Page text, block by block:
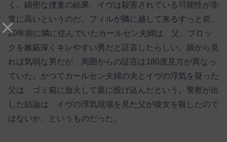
く。綿密な捜査の結果、イヴは殺害されている可能性が非
常に高いというのだ。フィルが隣に越して来るすっと前、
20年前に隣に住んでいたカールセン夫婦は、父、ブロッ
クを嫉妬深くキレやすい男だと証言したらしい。娘から見
れば気弱な男だが、周囲からの証言は180度見方が異なっ
ていた。かつてカールセン夫婦の夫とイヴの浮気を疑った
父は、ゴミ箱に放火して庭に投げ込んだという。警察が出
した結論は、イヴの浮気現場を見た父が彼女を殺したので
はないか、というものだった。